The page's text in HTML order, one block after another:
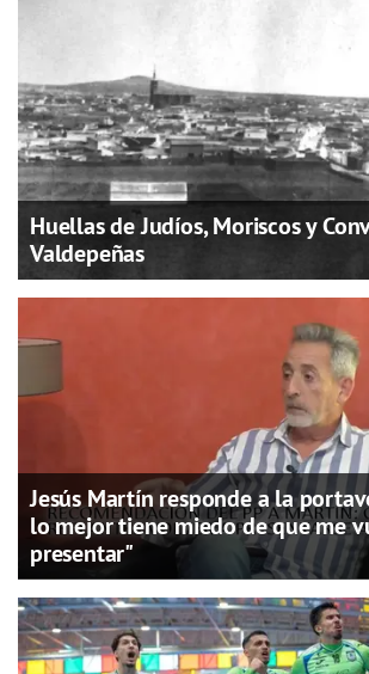
Huellas de Judíos, Moriscos y
Valdepeñas
Jesús Martín responde a la
lo mejor tiene miedo de que me
presentar"